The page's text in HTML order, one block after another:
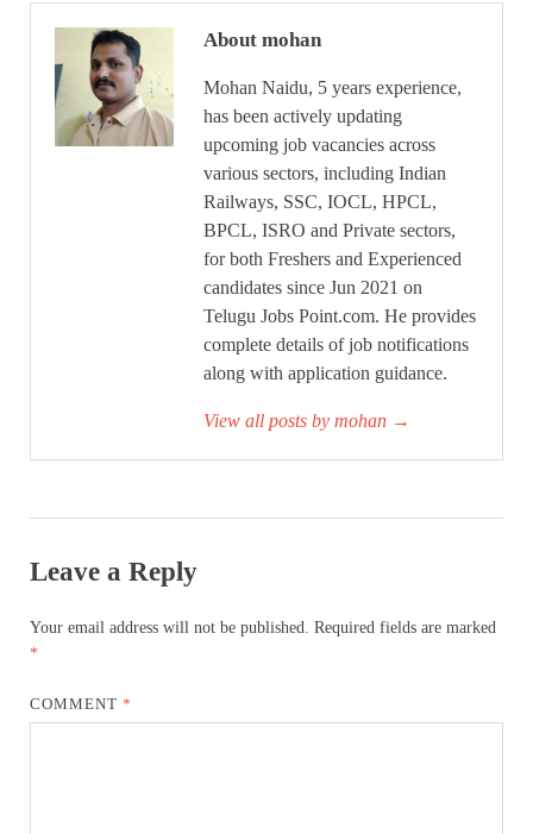
About mohan
Mohan Naidu, 5 years experience,
has been actively updating
upcoming job vacancies across
various sectors, including Indian
Railways, SSC, IOCL, HPCL,
BPCL, ISRO and Private sectors,
for both Freshers and Experienced
candidates since Jun 2021 on
Telugu Jobs Point.com. He provides
complete details of job notifications
along with application guidance.
View all posts by mohan →
Leave a Reply
Your email address will not be published. Required fields are marked
*
COMMENT*